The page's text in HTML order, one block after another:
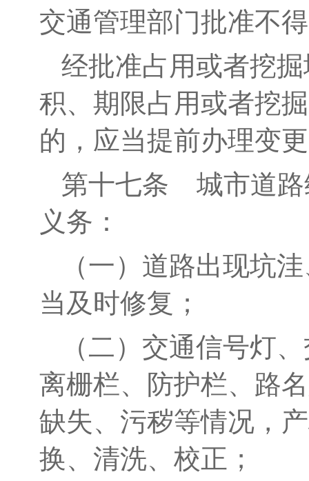
交通管理部门批准不
经批准占用或者挖
积、期限占用或者挖
的，应当提前办理变
第十七条 城市道
义务：
（一）道路出现坑
当及时修复；
（二）交通信号灯
离栅栏、防护栏、路
缺失、污秽等情况，
换、清洗、校正；